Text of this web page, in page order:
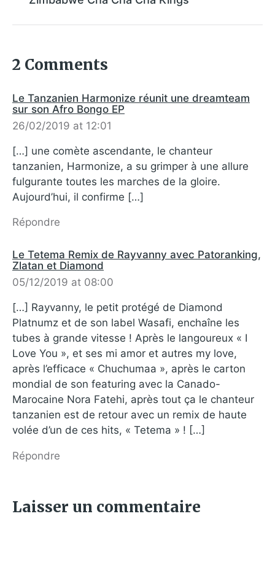
2 Comments
Le Tanzanien Harmonize réunit une dreamteam
sur son Afro Bongo EP
26/02/2019 at 12:01
[…] une comète ascendante, le chanteur
tanzanien, Harmonize, a su grimper à une allure
fulgurante toutes les marches de la gloire.
Aujourd’hui, il confirme […]
Répondre
Le Tetema Remix de Rayvanny avec Patoranking,
Zlatan et Diamond
05/12/2019 at 08:00
[…] Rayvanny, le petit protégé de Diamond
Platnumz et de son label Wasafi, enchaîne les
tubes à grande vitesse ! Après le langoureux « I
Love You », et ses mi amor et autres my love,
après l’efficace « Chuchumaa », après le carton
mondial de son featuring avec la Canado-
Marocaine Nora Fatehi, après tout ça le chanteur
tanzanien est de retour avec un remix de haute
volée d’un de ces hits, « Tetema » ! […]
Répondre
Laisser un commentaire